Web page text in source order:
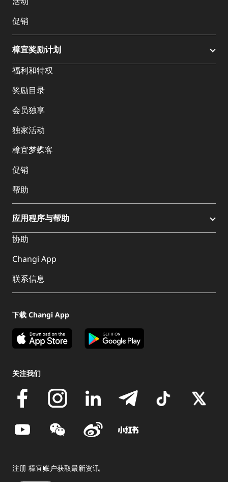
促销
樟宜奖励计划
福利和特权
奖励目录
会员独享
独家活动
樟宜梦蝶客
促销
帮助
应用程序与帮助
协助
Changi App
联系信息
下载 Changi App
关注我们
注册 樟宜账户获取最新资讯